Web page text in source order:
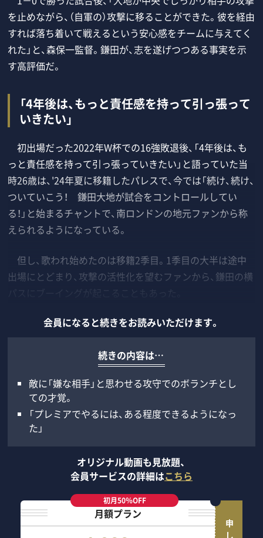
を止めながら、（自軍の）攻撃に移ることができた。彼を経由
すれば落ち着いて戦えるという安心感をチームに与えてく
れた」と、森保一監督。鎌田が、志を遂げつつある事実を示
す高評価だ。
「4年後は、もっと責任感を持って引っ張って
いきたい」
初出場だった2022年W杯での16強敗退後、「4年後は、も
っと責任感を持って引っ張っていきたい」と語っていた当
時26歳は、'24年夏に移籍したパレスで、今では「続け、続け、
ついていこう！ 鎌田大地が試合をコントロールしてい
る！」と始まるチャントで、南ロンドンの地元ファンから称
えられるようになっている。
但し、歌われ始めたのは移籍2季目。1季目の大半は途中
出場にとどまり、攻撃の活性化を望むファンから、鎌田の横
会員になると続きをお読みいただけます。
続きの内容は…
敵に「嫌な相手」と思わせる攻守でのボランチとし
ての才覚。
「プレミアでやるには、ある程度できるようになっ
た」
オリジナル動画も見放題、
会員サービスの詳細はこちら
初月50％OFF
月額プラン